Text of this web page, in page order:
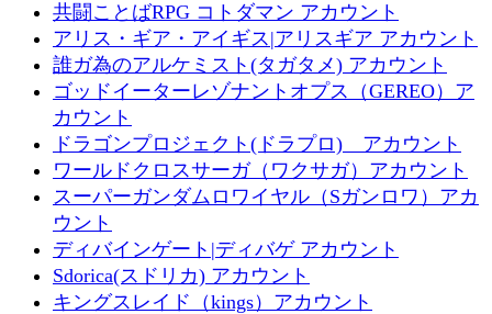
共闘ことばRPG コトダマン アカウント
アリス・ギア・アイギス|アリスギア アカウント
誰ガ為のアルケミスト(タガタメ) アカウント
ゴッドイーターレゾナントオプス（GEREO）ア
カウント
ドラゴンプロジェクト(ドラプロ) アカウント
ワールドクロスサーガ（ワクサガ）アカウント
スーパーガンダムロワイヤル（Sガンロワ）アカ
ウント
ディバインゲート|ディバゲ アカウント
Sdorica(スドリカ) アカウント
キングスレイド（kings）アカウント